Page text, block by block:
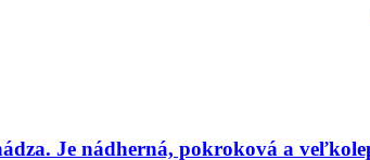
Je nádherná, pokroková a